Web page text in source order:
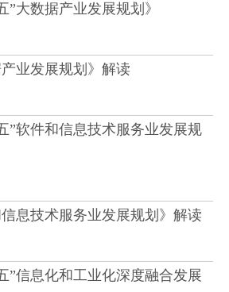
”大数据产业发展规划》
产业发展规划》解读
”软件和信息技术服务业发展规
信息技术服务业发展规划》解读
”信息化和工业化深度融合发展